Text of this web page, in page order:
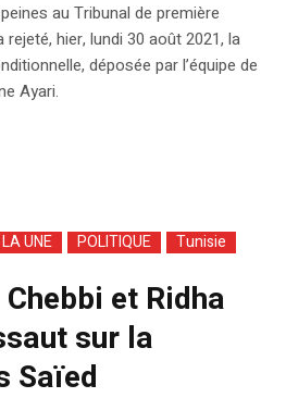
au Tribunal de première
hier, lundi 30 août 2021, la
déposée par l’équipe de
Ayari.
UNE POLITIQUE Tunisie
et Ridha
sur la
Saïed